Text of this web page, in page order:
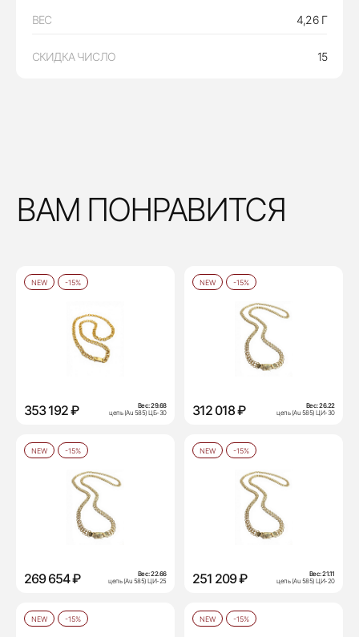
ВЕС 4,26 Г
СКИДКА ЧИСЛО 15
ВАМ ПОНРАВИТСЯ
NEW -15%
353 192 ₽ Вес:29.68
цепь (Au 585) ЦБ-30
NEW -15%
312 018 ₽ Вес:26.22
цепь (Au 585) ЦИ-30
NEW -15%
269 654 ₽ Вес:22.66
цепь (Au 585) ЦИ-25
NEW -15%
251 209 ₽ Вес:21.11
цепь (Au 585) ЦИ-20
NEW -15% NEW -15%